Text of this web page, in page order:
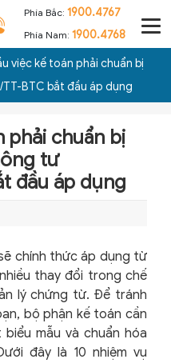
Phía Bắc: 1900.4767
Phía Nam: 1900.4768
việc kế toán phải chuẩn bị
BTC bắt đầu áp dụng
phải chuẩn bị
tư
đầu áp dụng
chính thức áp dụng từ
thay đổi trong chế
lý chứng từ. Để tránh
bộ phận kế toán cần
mẫu và chuẩn hóa
đây là 10 nhiệm vụ